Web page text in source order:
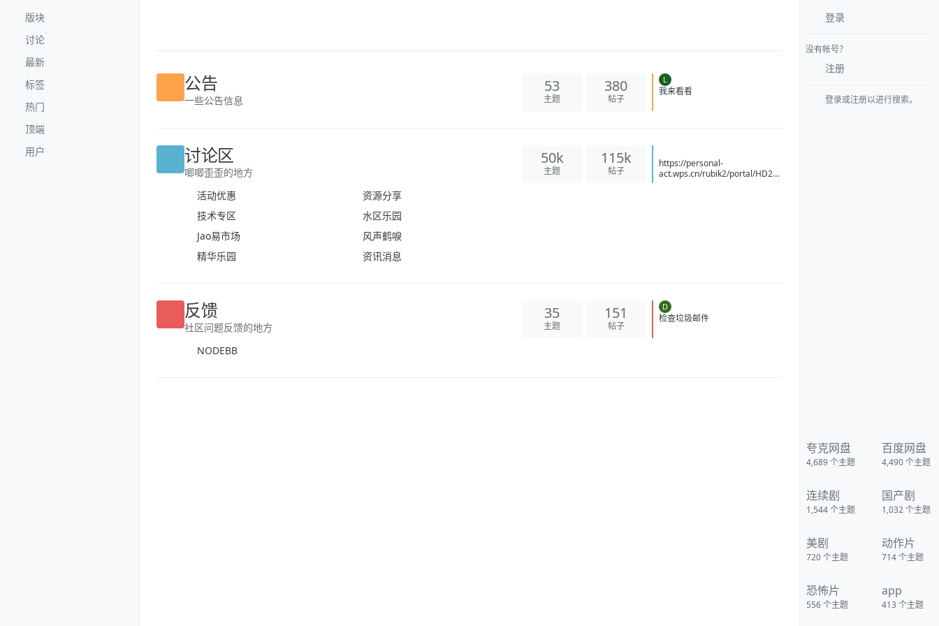
版块
讨论
最新
标签
热门
顶端
用户
公告 53 380 L
讨论区
唧唧歪歪的地方
活动优惠
资源分享
技术专区
水区乐园
Jao易市场
风声鹤唳
50k 115k
https://personal-
反馈 35 151 D
登录
没有帐号？
注册
登录或注册以进行搜索。
夸克网盘
4,689 个主题
百度网盘
4,490 个主题
连续剧
1,544 个主题
国产剧
1,032个主题
美剧
720 个主题
动作片
714个主题
恐怖片
556 个主题
app
413个主题